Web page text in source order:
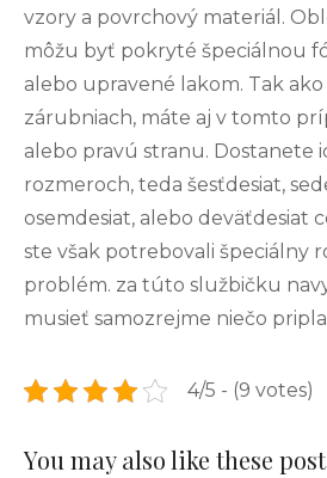
vzory a povrchový materiál.
môžu byť pokryté špeciálnou
alebo upravené lakom. Tak
zárubniach, máte aj v tomto
alebo pravú stranu. Dostanete
rozmeroch, teda šesťdesiat,
osemdesiat, alebo deväťdesiat
ste však potrebovali špeciálny
problém. za túto službičku
musieť samozrejme niečo
4/5 - (9 votes)
You may also like these